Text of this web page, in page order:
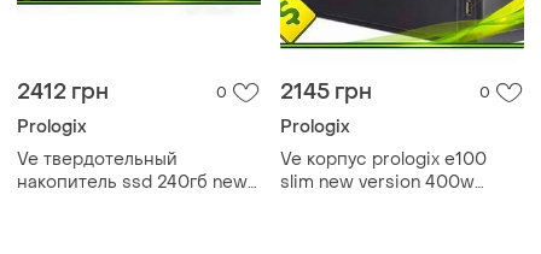
2412 грн 0
Prologix
Ve твердотельный
накопитель ssd 240гб new
2145 грн 0
Prologix
Ve корпус prologix e100
slim new version 400w